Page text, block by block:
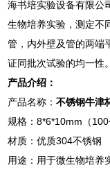
海书培实验设备有限公
生物培养实验，测定不
管，内外壁及管的两端
证同批次试验的均一性。
产品介绍：
产品名称：不锈钢牛津
规格：8*6*10mm（
材质：优质304不锈钢
用途：用于微生物培养